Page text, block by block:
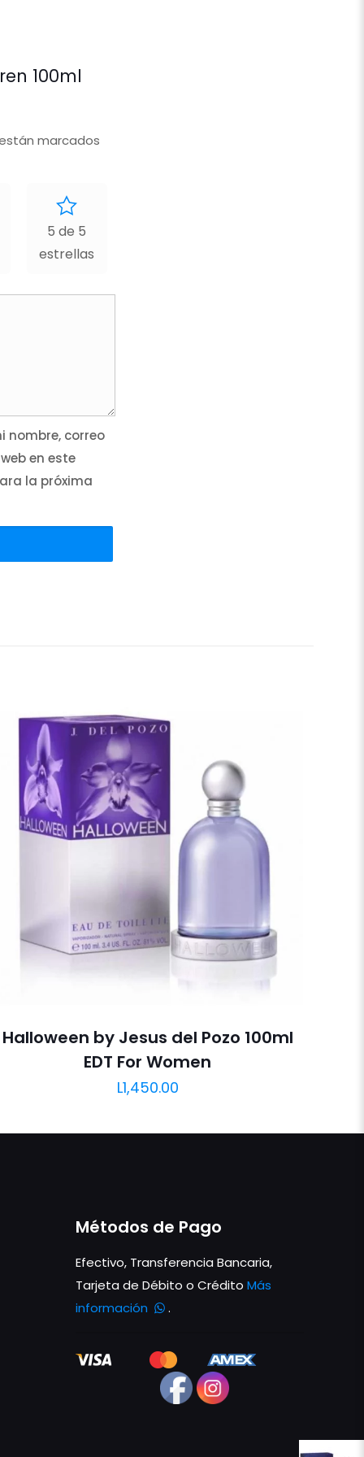
100ml
marcados
5 de 5
estrellas
nombre, correo
en este
la próxima
Halloween by Jesus del Pozo 100ml
EDT For Women
L1,450.00
Métodos de Pago
Efectivo, Transferencia Bancaria,
Tarjeta de Débito o CréditoMás
información
.